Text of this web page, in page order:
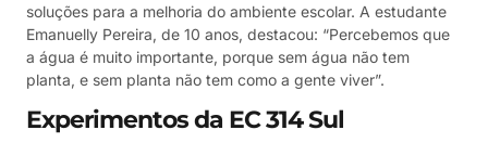
soluções para a melhoria do ambiente escolar. A estudante
Emanuelly Pereira, de 10 anos, destacou: “Percebemos que
a água é muito importante, porque sem água não tem
planta, e sem planta não tem como a gente viver”.
Experimentos da EC 314 Sul